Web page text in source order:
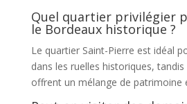
Quel quartier privilégier
le Bordeaux historique ?
Le quartier Saint-Pierre est idéal
dans les ruelles historiques,
offrent un mélange de patrimoine